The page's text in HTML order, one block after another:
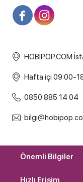
HOBİPOP.COM
Hafta içi 09:00-
0850 885 14 04
Önemli Bilgiler
Hızlı Erişim